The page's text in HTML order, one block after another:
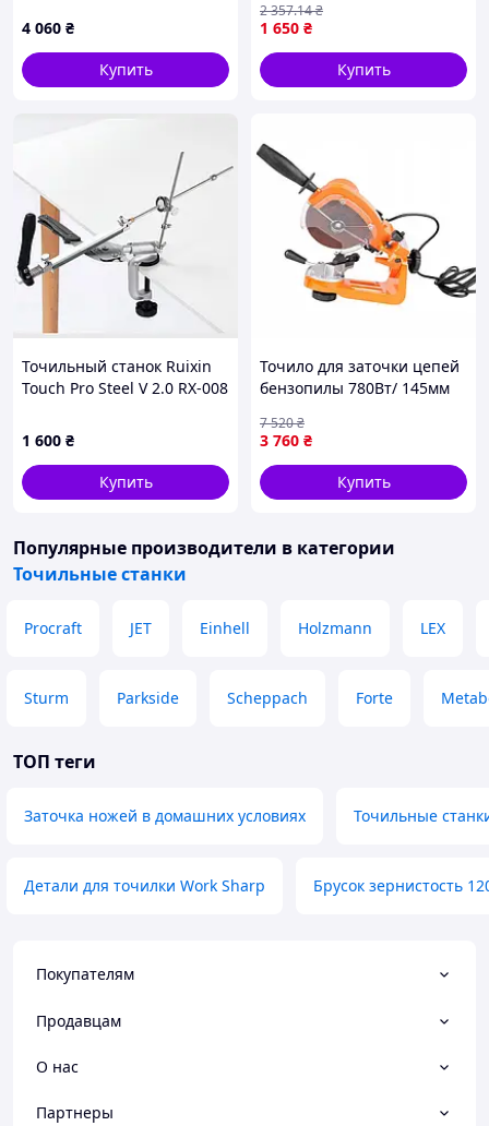
4 060 ₴
Купить
для цепи
1 650 ₴
2 357.14₴
Купить
Точильный станок Ruixin
Touch Pro Steel V 2.0 RX-008
1 600 ₴
Купить
Точило для заточки цепей
бензопилы 780Вт/ 145мм
станок для цепей, QLL
3 760 ₴
7 520₴
Купить
Популярные производители в категории
Точильные станки
Procraft JET Einhell Holzmann LEX
Sturm Parkside Scheppach Forte
ТОП теги
Заточка ножей в домашних условиях Точильные
Детали для точилки Work Sharp Брусок зернистость
Покупателям
Продавцам
О нас
Партнеры